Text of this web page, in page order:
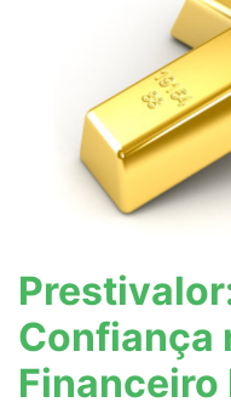
Confiança